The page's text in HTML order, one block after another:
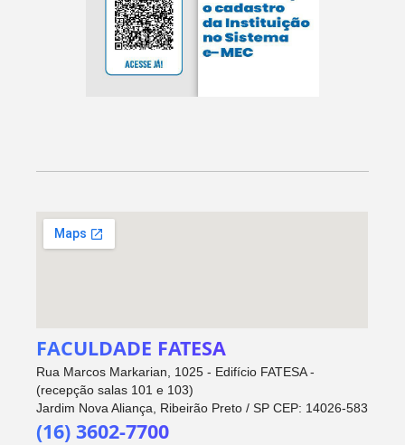
FACULDADE FATESA
Rua Marcos Markarian, 1025 - Edifício FATESA -
(recepção salas 101 e 103)
Jardim Nova Aliança, Ribeirão Preto / SP CEP: 14026-583
(16) 3602-7700